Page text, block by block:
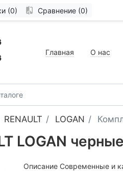
(0) Сравнение (0)
Главная О нас
RENAULT LOGAN
LOGAN черные
Описание Современные и